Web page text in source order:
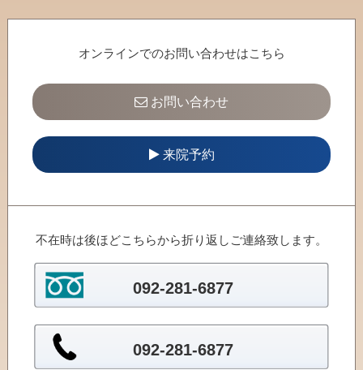
オンラインでのお問い合わせはこちら
お問い合わせ
来院予約
不在時は後ほどこちらから折り返しご連絡致します。
092-281-6877
092-281-6877